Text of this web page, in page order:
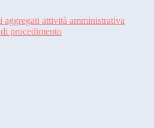
aggregati attività amministrativa
procedimento